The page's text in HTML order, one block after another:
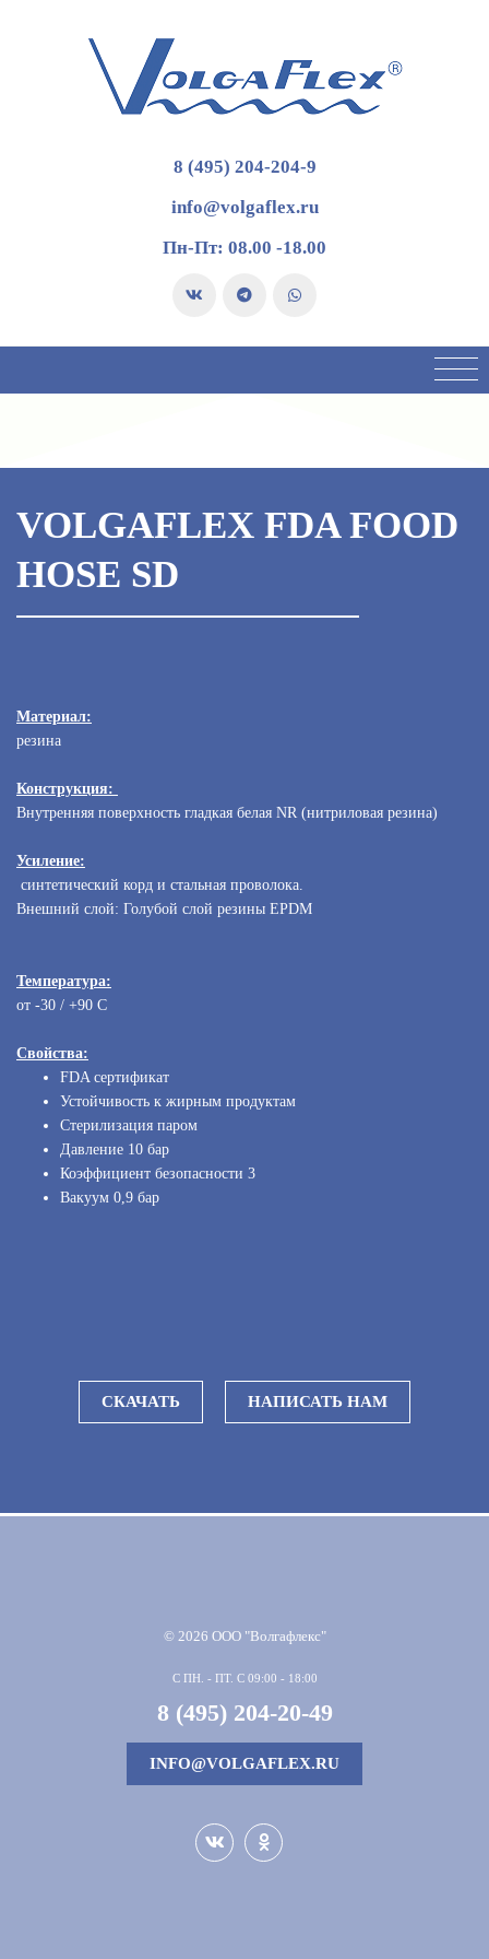
8 (495) 204-204-9
info@volgaflex.ru
Пн-Пт: 08.00 -18.00
VOLGAFLEX FDA FOOD
HOSE SD
Материал:
резина
Конструкция:
Внутренняя поверхность гладкая белая NR (нитриловая резина)
Усиление:
синтетический корд и стальная проволока.
Внешний слой: Голубой слой резины EPDM
Температура:
от -30 / +90 С
Свойства:
FDA сертификат
Устойчивость к жирным продуктам
Стерилизация паром
Давление 10 бар
Коэффициент безопасности 3
Вакуум 0,9 бар
СКАЧАТЬ НАПИСАТЬ НАМ
© 2026 ООО "Волгафлекс"
С ПН. - ПТ. С 09:00 - 18:00
8 (495) 204-20-49
INFO@VOLGAFLEX.RU